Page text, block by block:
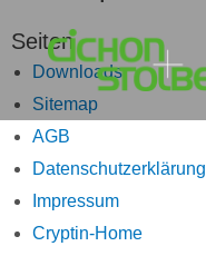
Inhalt
springen
Seiten
Downloads
Sitemap
AGB
Datenschutzerklärung
Impressum
Cryptin-Home